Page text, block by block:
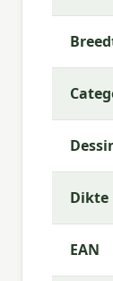
Rits:Ja
Meer
Dikte
EAN